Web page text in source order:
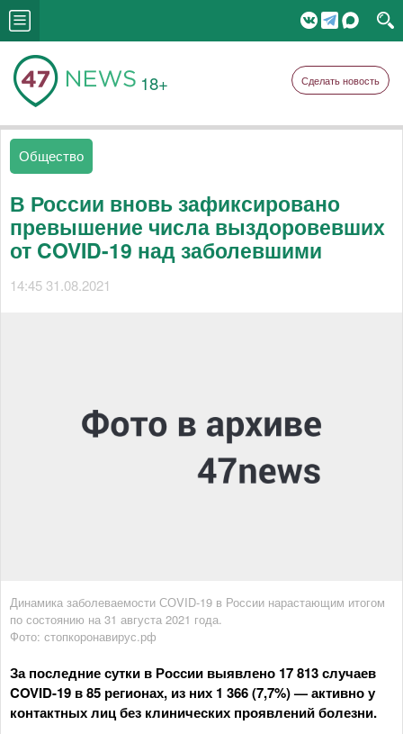
18+ Сделать новость
Общество
В России вновь зафиксировано
превышение числа выздоровевших
от COVID-19 над заболевшими
14:45 31.08.2021
Динамика заболеваемости СОVID-19 в России нарастающим итогом
по состоянию на 31 августа 2021 года.
Фото: стопкоронавирус.рф
За последние сутки в России выявлено 17 813 случаев
COVID-19 в 85 регионах, из них 1 366 (7,7%) — активно у
контактных лиц без клинических проявлений болезни.